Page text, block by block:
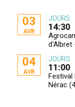
03
AVR
JOURS
14:30
d'Albret
04
AVR
JOURS
11:00
Festival
Nérac